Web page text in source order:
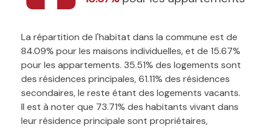
La répartition de l'habitat dans la commune est de
84.09% pour les maisons individuelles, et de 15.67%
pour les appartements. 35.51% des logements sont
des résidences principales, 61.11% des résidences
secondaires, le reste étant des logements vacants.
Il est à noter que 73.71% des habitants vivant dans
leur résidence principale sont propriétaires,